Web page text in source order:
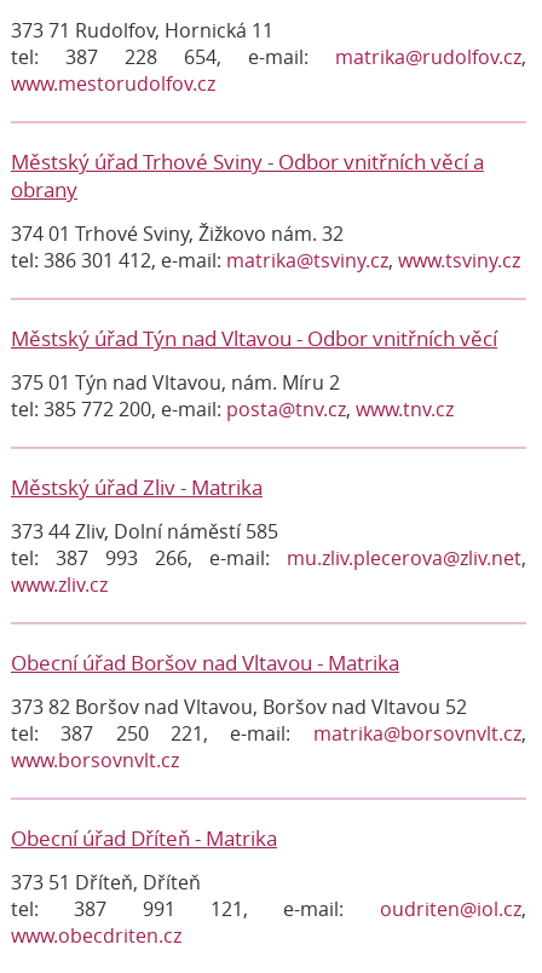
373 71 Rudolfov, Hornická 11
tel: 387 228 654, e-mail: matrika@rudolfov.cz,
www.mestorudolfov.cz
Městský úřad Trhové Sviny - Odbor vnitřních věcí a
obrany
374 01 Trhové Sviny, Žižkovo nám. 32
tel: 386 301 412, e-mail: matrika@tsviny.cz, www.tsviny.cz
Městský úřad Týn nad Vltavou - Odbor vnitřních věcí
375 01 Týn nad Vltavou, nám. Míru 2
tel: 385 772 200, e-mail: posta@tnv.cz, www.tnv.cz
Městský úřad Zliv - Matrika
373 44 Zliv, Dolní náměstí 585
tel: 387 993 266, e-mail: mu.zliv.plecerova@zliv.net,
www.zliv.cz
Obecní úřad Boršov nad Vltavou - Matrika
373 82 Boršov nad Vltavou, Boršov nad Vltavou 52
tel: 387 250 221, e-mail: matrika@borsovnvlt.cz,
www.borsovnvlt.cz
Obecní úřad Dříteň - Matrika
373 51 Dříteň, Dříteň
tel: 387 991 121, e-mail: oudriten@iol.cz,
www.obecdriten.cz